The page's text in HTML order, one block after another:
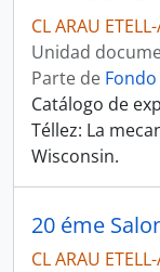
CL ARAU
Unidad
Parte de
Catálogo de
Téllez: La
Wisconsin.
20 éme
CL ARAU